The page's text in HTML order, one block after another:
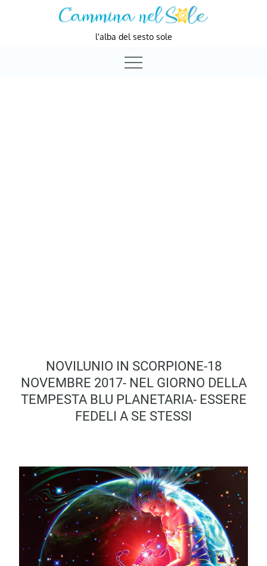
l'alba del sesto sole
NOVILUNIO IN SCORPIONE-18
NOVEMBRE 2017- NEL GIORNO DELLA
TEMPESTA BLU PLANETARIA- ESSERE
FEDELI A SE STESSI